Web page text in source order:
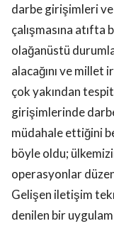
darbe girişimleri ve
çalışmasına atıfta
olağanüstü
alacağını ve millet
çok yakından
girişimlerinde
müdahale ettiğini
böyle oldu;
operasyonlar
Gelişen iletişim
denilen bir